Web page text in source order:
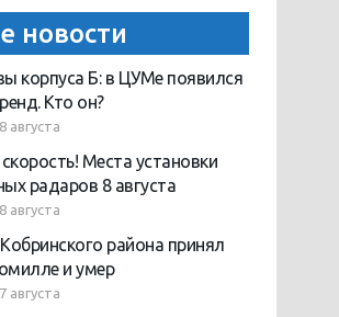
новости
корпуса Б: в ЦУМе появился
Кто он?
августа
Места установки
радаров 8 августа
августа
района принял
и умер
августа